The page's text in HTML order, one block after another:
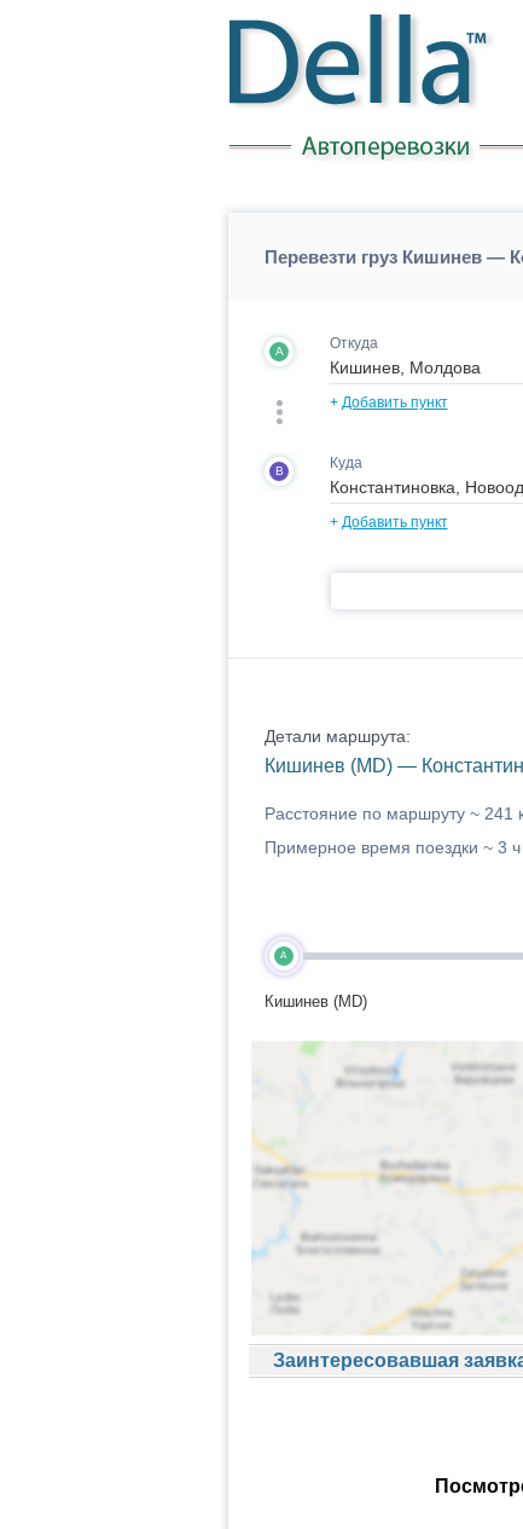
Перевезти груз Кишинев —
A Откуда
+ Добавить пункт
B Куда
+ Добавить пункт
Детали маршрута:
Кишинев (MD) —
Расстояние по маршруту ~ 241
Примерное время поездки ~ 3
A
Кишинев (MD)
Заинтересовавшая